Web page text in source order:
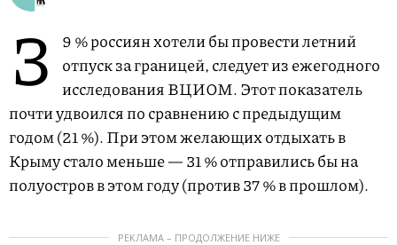
3
9 % россиян хотели бы провести летний
отпуск за границей, следует из ежегодного
исследования ВЦИОМ. Этот показатель
почти удвоился по сравнению с предыдущим
годом (21 %). При этом желающих отдыхать в
Крыму стало меньше — 31 % отправились бы на
полуостров в этом году (против 37 % в прошлом).
РЕКЛАМА – ПРОДОЛЖЕНИЕ НИЖЕ